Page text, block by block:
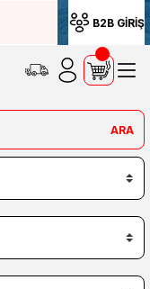
B2B GİRİŞ
ARA